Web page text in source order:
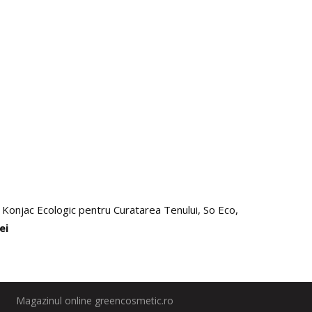
Ecologic pentru Curatarea Tenului, So Eco, 1 buc.
Magazinul online greencosmetic.ro